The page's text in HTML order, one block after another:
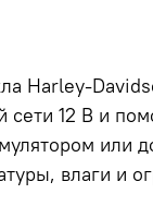
Harley-
12 В и
или
влаги и